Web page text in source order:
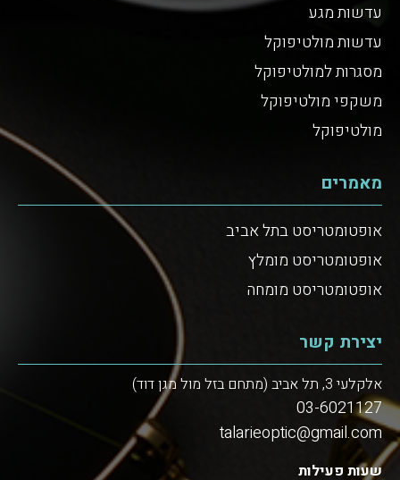
עדשות מגע
עדשות מולטיפוקל
מסגרות למולטיפוקל
משקפי מולטיפוקל
מולטיפוקל
מאמרים
אופטומטריסט בתל אביב
אופטומטריסט מומלץ
אופטומטריסט מומחה
יצירת קשר
אלקלעי 3, תל אביב (מתחם בזל מול מגן דוד)
03-6021127
talarieoptic@gmail.com
שעות פעילות